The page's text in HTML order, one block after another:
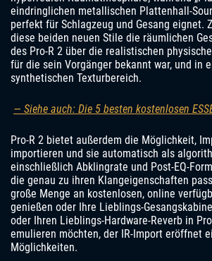
eindringlichen metallischen Plattenhall-
perfekt für Schlagzeug und Gesang eignet.
diese beiden neuen Stile die räumlichen
des Pro-R 2 über die realistischen
für die sein Vorgänger bekannt war, und in
synthetischen Texturbereich.
— Siehe auch: Die 5 besten kostenlosen
Pro-R 2 bietet außerdem die Möglichkeit,
importieren und sie automatisch als
einschließlich Abklingrate und Post-EQ-
die genau zu ihren Klangeigenschaften
große Menge an kostenlosen, online
genießen oder Ihre Lieblings-
oder Ihren Lieblings-Hardware-Reverb in
emulieren möchten, der IR-Import eröffnet
Möglichkeiten.